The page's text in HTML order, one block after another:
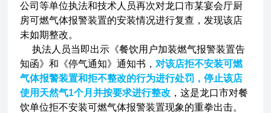
公司等单位执法和技术人员再次对龙口市某宴会厅厨
房可燃气体报警装置的安装情况进行复查，发现该店
未如期整改。
执法人员当即出示《餐饮用户加装燃气报警装置告
知函》和《停气通知》通知书， 对该店拒不安装可燃
气体报警装置和拒不整改的行为进行处罚，停止该店
使用天然气1个月并按要求进行整改 ，这是龙口市对餐
饮单位拒不安装可燃气体报警装置现象的重拳出击。